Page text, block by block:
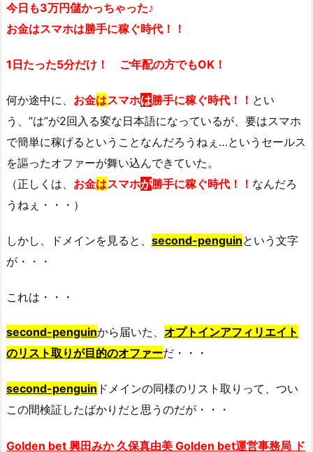
今日も3万円儲かっちゃった♪
お金はスマホは勝手に稼ぐ時代！！
1日たった5分だけ！ ご年配の方でもOK！
何か途中に、 お金はスマホは勝手に稼ぐ時代！！ とい
う、”は”が2回入る変な日本語になっているが、要はスマホ
で簡単に稼げるということなんだろうねぇ…というセールス
を謳ったオファーが舞い込んできていた。
（正しくは、 お金はスマホが勝手に稼ぐ時代！！ なんだろ
うねぇ・・・）
しかし、ドメインを見ると、 second-penguinという文字
が・・・
これは・・・
second-penguinから届いた、 オプトインアフィリエイト
のリスト取りが目的のオファーだ・・・
second-penguin ドメインの同様のリスト取りって、つい
この間検証したばかりだと思うのだが・・・
Golden bet 興田みか 久保真由美 Golden bet運営事務局 ド